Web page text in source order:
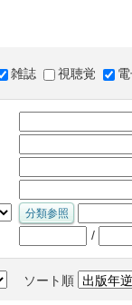
雑誌 視聴覚
/
ソート順